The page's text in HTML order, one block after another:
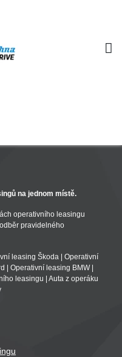
na jednom místě.
operativního leasingu
pravidelného
leasing Škoda
Operativní
Operativní leasing BMW|
leasingu
Auta z operáku